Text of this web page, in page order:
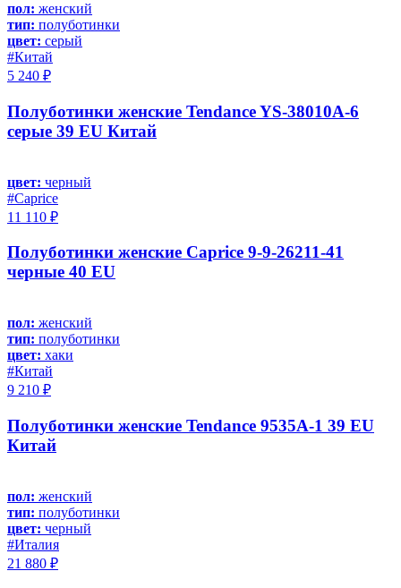
пол: женский
тип: полуботинки
цвет: серый
#Китай
5 240 ₽
Полуботинки женские Tendance YS-38010A-6
серые 39 EU Китай
цвет: черный
#Caprice
11 110 ₽
Полуботинки женские Caprice 9-9-26211-41
черные 40 EU
пол: женский
тип: полуботинки
цвет: хаки
#Китай
9 210 ₽
Полуботинки женские Tendance 9535A-1 39 EU
Китай
пол: женский
тип: полуботинки
цвет: черный
#Италия
21 880 ₽